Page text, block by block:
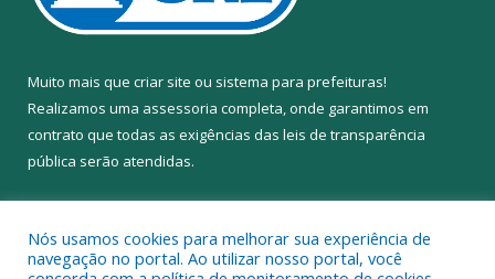
Muito mais que criar site ou sistema para prefeituras!
Realizamos uma assessoria completa, onde garantimos em
contrato que todas as exigências das leis de transparência
pública serão atendidas.
Nós usamos cookies para melhorar sua experiência de
navegação no portal. Ao utilizar nosso portal, você